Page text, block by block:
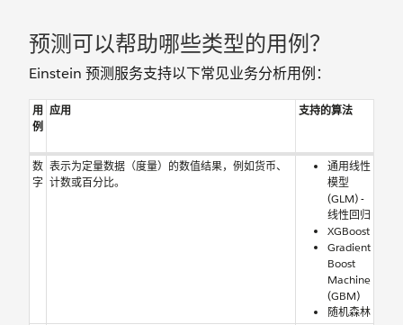
预测可以帮助哪些类型的用例？
Einstein 预测服务支持以下常见业务分析用例：
用
例
应用 支持的算法
数
字
表示为定量数据（度量）的数值结果，例如货币、
计数或百分比。
通用线性
模型
(GLM) -
线性回归
XGBoost
Gradient
Boost
Machine
(GBM)
随机森林